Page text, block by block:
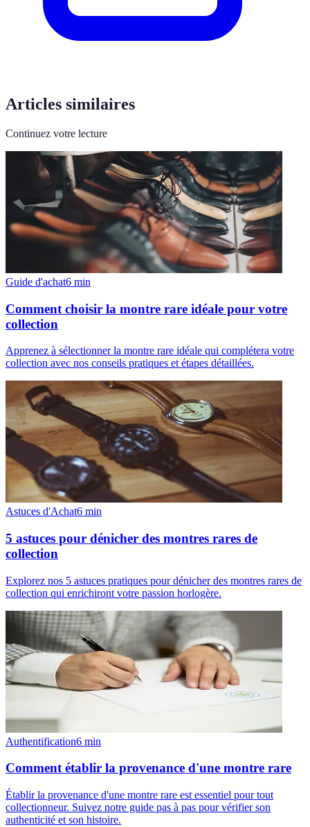
Articles similaires
Continuez votre lecture
Guide d'achat6 min
Comment choisir la montre rare idéale pour votre
collection
Apprenez à sélectionner la montre rare idéale qui complétera votre
collection avec nos conseils pratiques et étapes détaillées.
Astuces d'Achat6 min
5 astuces pour dénicher des montres rares de
collection
Explorez nos 5 astuces pratiques pour dénicher des montres rares de
collection qui enrichiront votre passion horlogère.
Authentification6 min
Comment établir la provenance d'une montre rare
Établir la provenance d'une montre rare est essentiel pour tout
collectionneur. Suivez notre guide pas à pas pour vérifier son
authenticité et son histoire.